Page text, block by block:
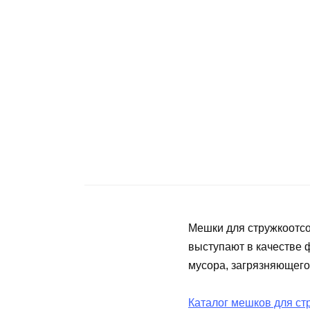
Мешки для
выступают в качестве
мусора,
Каталог мешков для